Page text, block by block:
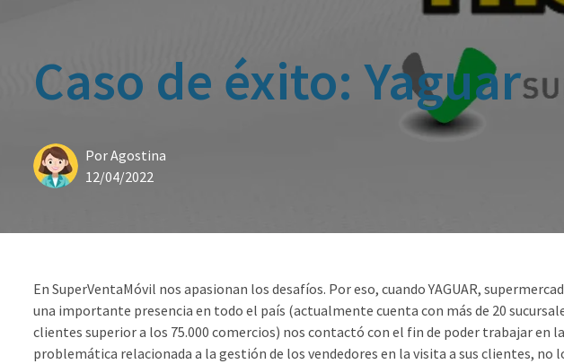
Caso de éxito: Yaguar
PorAgostina
12/04/2022
En SuperVentaMóvil nos apasionan los desafíos. Por eso, cuando YAGUAR,
una importante presencia en todo el país (actualmente cuenta con más de 20
clientes superior a los 75.000 comercios) nos contactó con el fin de poder trabajar en
problemática relacionada a la gestión de los vendedores en la visita a sus clientes, no